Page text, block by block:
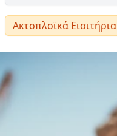
Ακτοπλοϊκά Εισιτήρια